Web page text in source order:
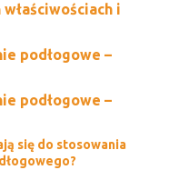
i
podłogowe –
podłogowe –
się do stosowania